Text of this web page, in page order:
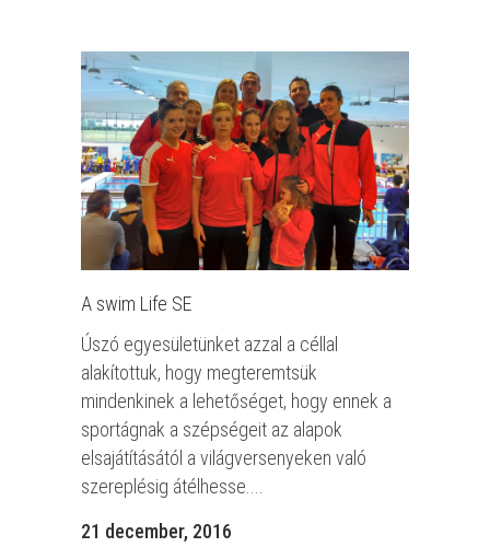
A swim Life SE
Úszó egyesületünket azzal a céllal
alakítottuk, hogy megteremtsük
mindenkinek a lehetőséget, hogy ennek a
sportágnak a szépségeit az alapok
elsajátításától a világversenyeken való
szereplésig átélhesse....
21 december, 2016